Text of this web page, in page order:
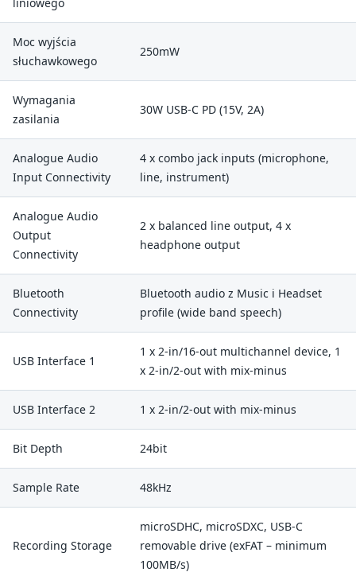
Moc wyjścia
słuchawkowego
250mW
Wymagania
zasilania
30W USB-C PD (15V, 2A)
Analogue Audio
Input Connectivity
4 x combo jack inputs (microphone,
line, instrument)
Analogue Audio
Output
Connectivity
2 x balanced line output, 4 x
headphone output
Bluetooth
Connectivity
Bluetooth audio z Music i Headset
profile (wide band speech)
USB Interface 1
1 x 2-in/16-out multichannel device, 1
x 2-in/2-out with mix-minus
USB Interface 2 1 x 2-in/2-out with mix-minus
Bit Depth 24bit
Sample Rate 48kHz
Recording Storage
microSDHC, microSDXC, USB-C
removable drive (exFAT – minimum
100MB/s)